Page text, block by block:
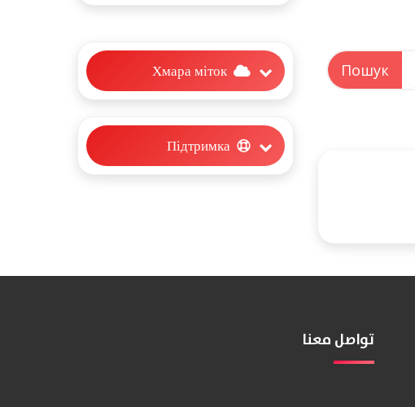
تواصل معنا